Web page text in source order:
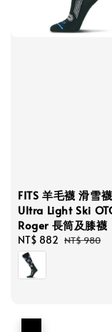
FITS 羊毛襪 滑雪襪
Ultra Light Ski
Roger 長筒及膝襪
Sale
price
NT$ 882 Regular
NT$ 980